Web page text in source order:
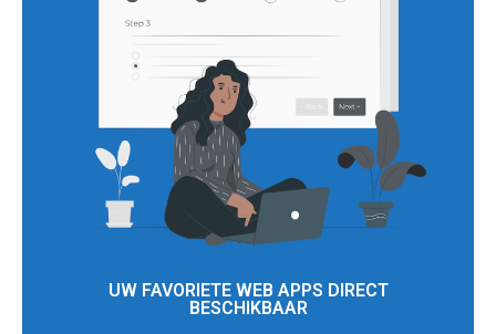
UW FAVORIETE WEB APPS DIRECT
BESCHIKBAAR